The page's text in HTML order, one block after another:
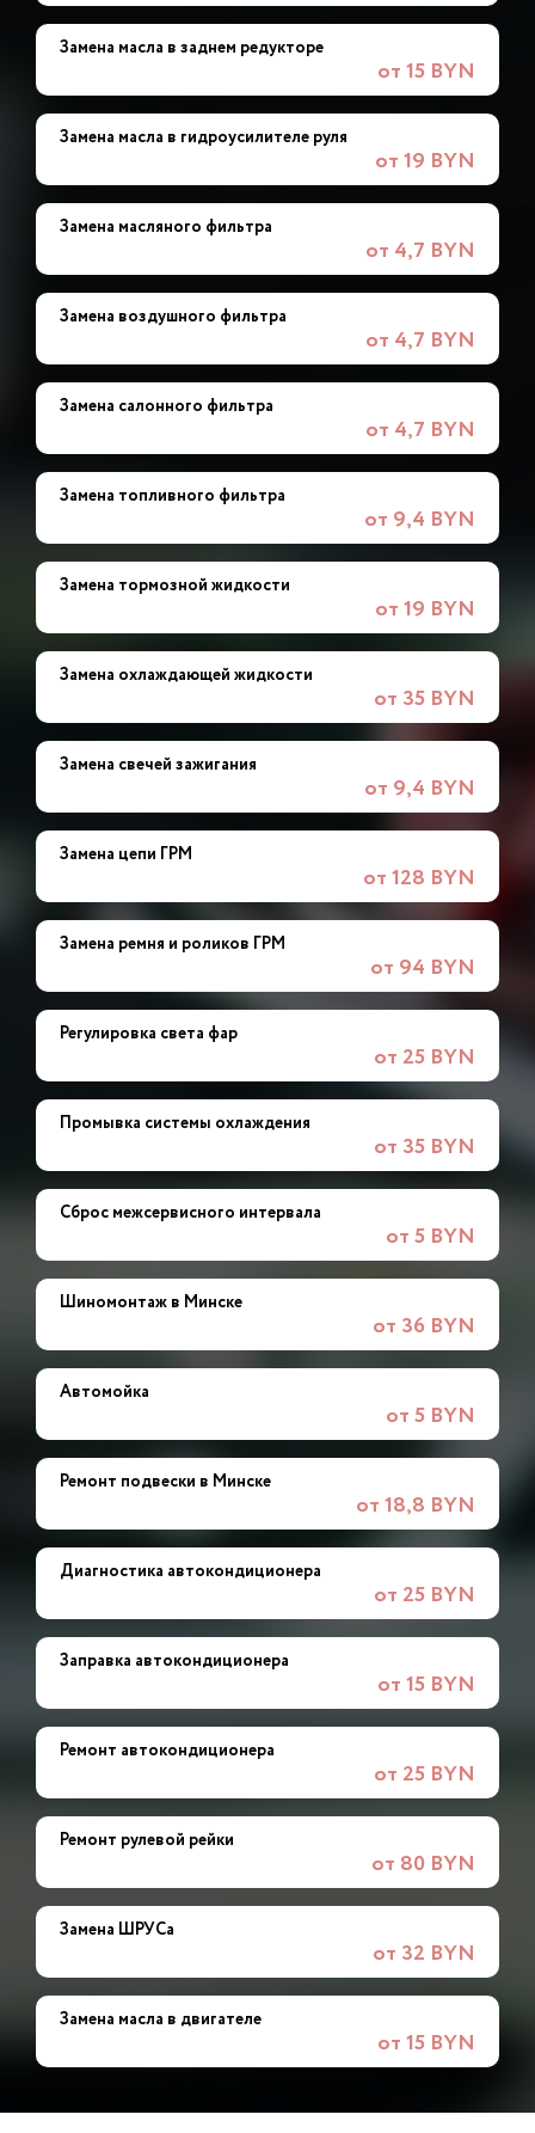
Замена масла в заднем редукторе
от 15 BYN
Замена масла в гидроусилителе руля
от 19 BYN
Замена масляного фильтра
от 4,7 BYN
Замена воздушного фильтра
от 4,7 BYN
Замена салонного фильтра
от 4,7 BYN
Замена топливного фильтра
от 9,4 BYN
Замена тормозной жидкости
от 19 BYN
Замена охлаждающей жидкости
от 35 BYN
Замена свечей зажигания
от 9,4 BYN
Замена цепи ГРМ
от 128 BYN
Замена ремня и роликов ГРМ
от 94 BYN
Регулировка света фар
от 25 BYN
Промывка системы охлаждения
от 35 BYN
Сброс межсервисного интервала
от 5 BYN
Шиномонтаж в Минске
от 36 BYN
Автомойка
от 5 BYN
Ремонт подвески в Минске
от 18,8 BYN
Диагностика автокондиционера
от 25 BYN
Заправка автокондиционера
от 15 BYN
Ремонт автокондиционера
от 25 BYN
Ремонт рулевой рейки
от 80 BYN
Замена ШРУСа
от 32 BYN
Замена масла в двигателе
от 15 BYN